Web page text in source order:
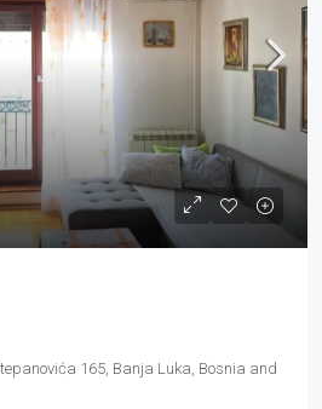
165, Banja Luka, Bosnia and